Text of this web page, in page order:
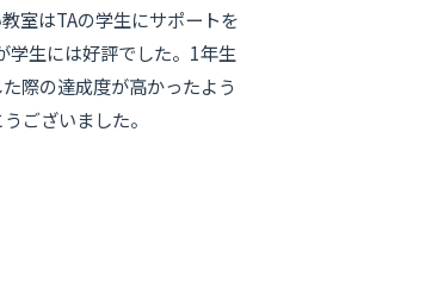
室はTAの学生にサポートを
学生には好評でした。1年生
際の達成度が高かったよう
ございました。